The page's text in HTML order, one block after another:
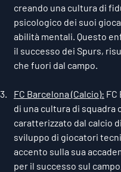
creando una cultura di
psicologico dei suoi
abilità mentali. Questo
il successo dei Spurs,
che fuori dal campo.
FC Barcelona (Calcio):
di una cultura di
caratterizzato dal calcio
sviluppo di giocatori
accento sulla sua
per il successo sul